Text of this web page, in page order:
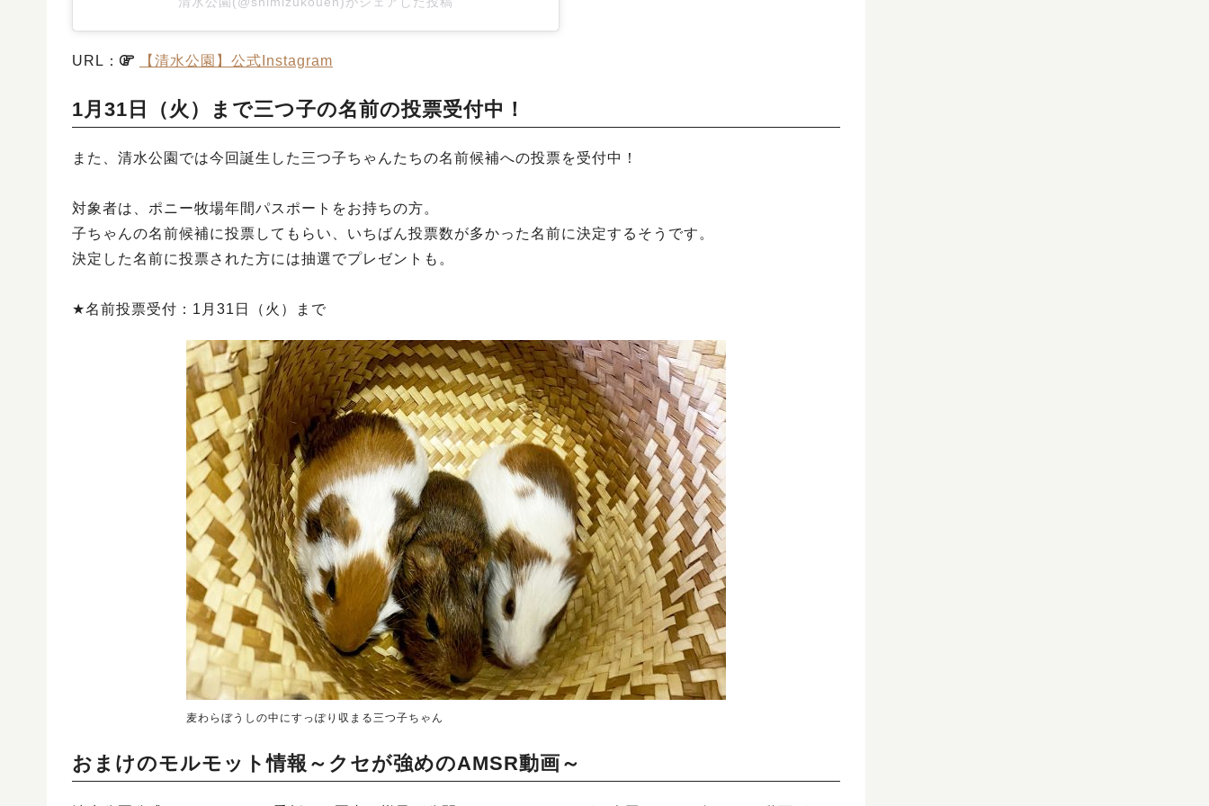
URL： 【清水公園】公式Instagram
1月31日（火）まで三つ子の名前の投票受付中！
また、清水公園では今回誕生した三つ子ちゃんたちの名前候補への投票を受付中！
対象者は、ポニー牧場年間パスポートをお持ちの方。
子ちゃんの名前候補に投票してもらい、いちばん投票数が多かった名前に決定するそうです。
決定した名前に投票された方には抽選でプレゼントも。
★名前投票受付：1月31日（火）まで
麦わらぼうしの中にすっぽり収まる三つ子ちゃん
おまけのモルモット情報～クセが強めのAMSR動画～